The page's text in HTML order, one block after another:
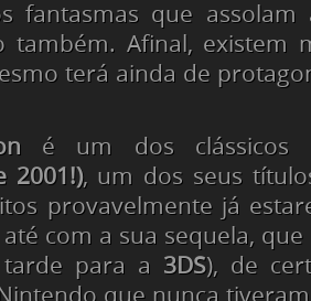
fantasmas que assolam
também. Afinal, existem
terá ainda de
é um dos clássicos
2001!), um dos seus
provavelmente já
com a sua sequela,
para a 3DS), de
que nunca